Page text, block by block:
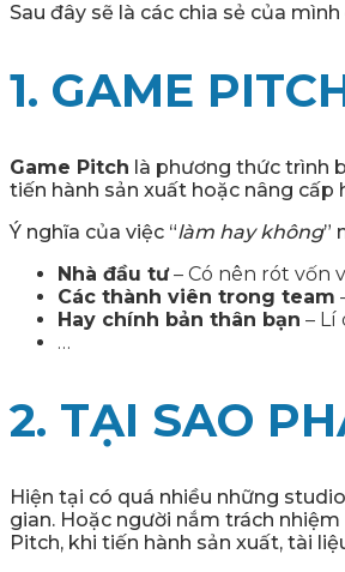
Sau đây sẽ là các chia sẻ của
1. GAME
Game Pitch là phương thức trình
tiến hành sản xuất hoặc nâng cấp
Ý nghĩa của việc “làm hay không”
Nhà đầu tư– Có nên rót vốn
Các thành viên trong team
Hay chính bản thân bạn – Lí
…
2. TẠI SAO
Hiện tại có quá nhiều những
gian. Hoặc người nắm trách
Pitch, khi tiến hành sản xuất, tài